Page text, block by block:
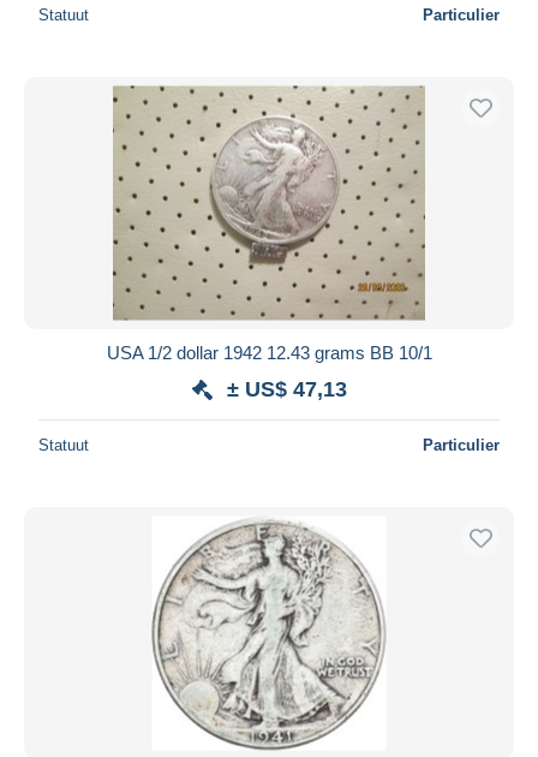
Statuut Particulier
USA 1/2 dollar 1942 12.43 grams BB 10/1
± US$ 47,13
Statuut Particulier